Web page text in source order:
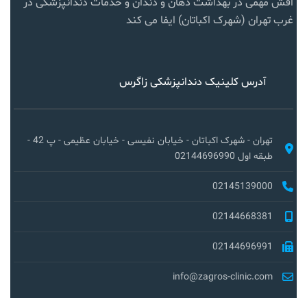
غرب تهران (شهرک اکباتان) ایفا می کند
آدرس کلینیک دندانپزشکی زاگرس
تهران - شهرک اکباتان - خیابان نفیسی - خیابان عظیمی - پ 42 -
طبقه اول 02144696990
02145139000
02144668381
02144696991
info@zagros-clinic.com